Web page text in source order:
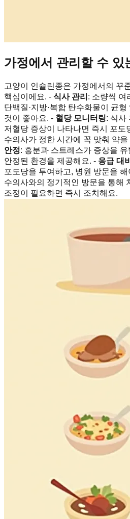
가정에서 관리할 수 있
고양이 인슐린종은 가정에서의 꾸
핵심이에요. - 식사 관리 : 소량씩 여
단백질·지방·복합 탄수화물이 균
것이 좋아요. - 혈당 모니터링: 식사
저혈당 증상이 나타나면 즉시 포도
수의사가 정한 시간에 꼭 맞춰 약
안정: 흥분과 스트레스가 증상을
안정된 환경을 제공해요. - 응급 대비
포도당을 투여하고, 병원 방문을 해
수의사와의 정기적인 방문을 통해
조정이 필요하면 즉시 조치해요.